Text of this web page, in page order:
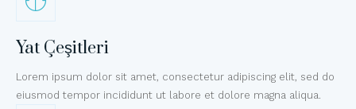
Yat Çeşitleri
Lorem ipsum dolor sit amet, consectetur adipiscing elit, sed do
eiusmod tempor incididunt ut labore et dolore magna aliqua.